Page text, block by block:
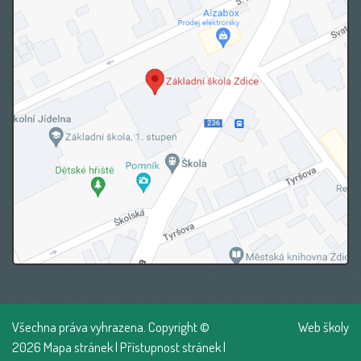
Všechna práva vyhrazena. Copyright ©
2026Mapa stránek|Přístupnost stránek|
Web školy